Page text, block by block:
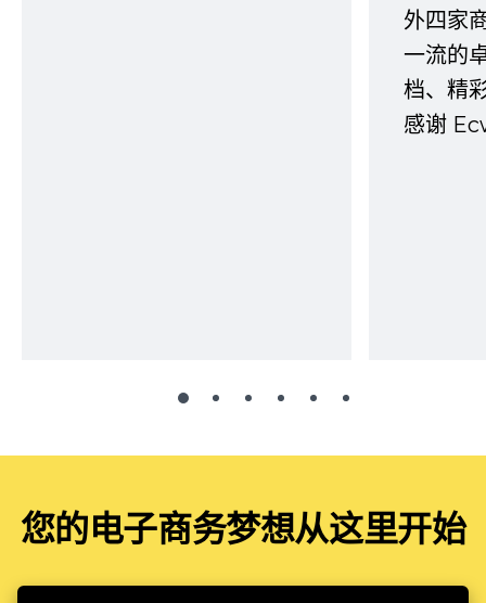
外四家
一流的
档、精
感谢
您的电子商务梦想从这里开始